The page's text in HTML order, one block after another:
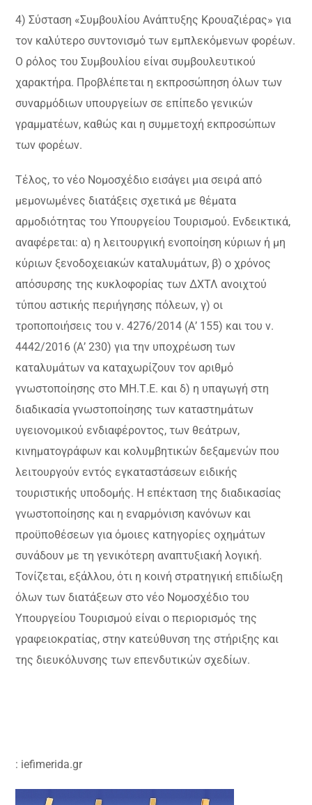
4) Σύσταση «Συμβουλίου Ανάπτυξης Κρουαζιέρας» για
τον καλύτερο συντονισμό των εμπλεκόμενων φορέων.
Ο ρόλος του Συμβουλίου είναι συμβουλευτικού
χαρακτήρα. Προβλέπεται η εκπροσώπηση όλων των
συναρμόδιων υπουργείων σε επίπεδο γενικών
γραμματέων, καθώς και η συμμετοχή εκπροσώπων
των φορέων.
Τέλος, το νέο Νομοσχέδιο εισάγει μια σειρά από
μεμονωμένες διατάξεις σχετικά με θέματα
αρμοδιότητας του Υπουργείου Τουρισμού. Ενδεικτικά,
αναφέρεται: α) η λειτουργική ενοποίηση κύριων ή μη
κύριων ξενοδοχειακών καταλυμάτων, β) ο χρόνος
απόσυρσης της κυκλοφορίας των ΔΧΤΛ ανοιχτού
τύπου αστικής περιήγησης πόλεων, γ) οι
τροποποιήσεις του ν. 4276/2014 (Α’ 155) και του ν.
4442/2016 (Α’ 230) για την υποχρέωση των
καταλυμάτων να καταχωρίζουν τον αριθμό
γνωστοποίησης στο ΜΗ.Τ.Ε. και δ) η υπαγωγή στη
διαδικασία γνωστοποίησης των καταστημάτων
υγειονομικού ενδιαφέροντος, των θεάτρων,
κινηματογράφων και κολυμβητικών δεξαμενών που
λειτουργούν εντός εγκαταστάσεων ειδικής
τουριστικής υποδομής. Η επέκταση της διαδικασίας
γνωστοποίησης και η εναρμόνιση κανόνων και
προϋποθέσεων για όμοιες κατηγορίες οχημάτων
συνάδουν με τη γενικότερη αναπτυξιακή λογική.
Τονίζεται, εξάλλου, ότι η κοινή στρατηγική επιδίωξη
όλων των διατάξεων στο νέο Νομοσχέδιο του
Υπουργείου Τουρισμού είναι ο περιορισμός της
γραφειοκρατίας, στην κατεύθυνση της στήριξης και
της διευκόλυνσης των επενδυτικών σχεδίων.
: iefimerida.gr